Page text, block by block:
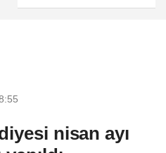
Doğaya Salındı
nisan ayı